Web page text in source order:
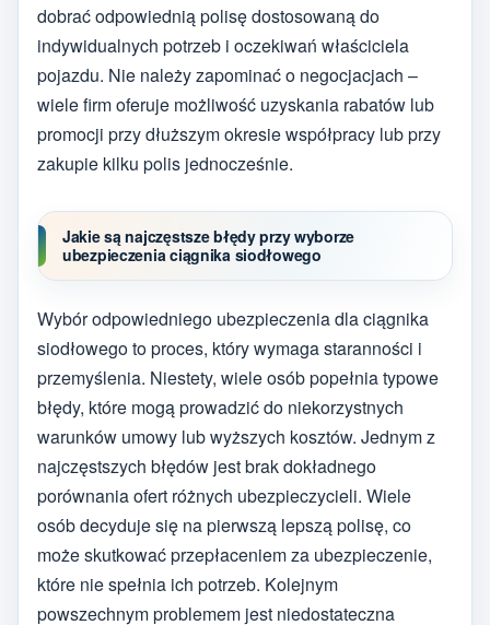
dobrać odpowiednią polisę dostosowaną do
indywidualnych potrzeb i oczekiwań właściciela
pojazdu. Nie należy zapominać o negocjacjach –
wiele firm oferuje możliwość uzyskania rabatów lub
promocji przy dłuższym okresie współpracy lub przy
zakupie kilku polis jednocześnie.
Jakie są najczęstsze błędy przy wyborze
ubezpieczenia ciągnika siodłowego
Wybór odpowiedniego ubezpieczenia dla ciągnika
siodłowego to proces, który wymaga staranności i
przemyślenia. Niestety, wiele osób popełnia typowe
błędy, które mogą prowadzić do niekorzystnych
warunków umowy lub wyższych kosztów. Jednym z
najczęstszych błędów jest brak dokładnego
porównania ofert różnych ubezpieczycieli. Wiele
osób decyduje się na pierwszą lepszą polisę, co
może skutkować przepłaceniem za ubezpieczenie,
które nie spełnia ich potrzeb. Kolejnym
powszechnym problemem jest niedostateczna